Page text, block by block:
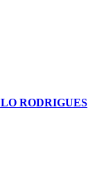
RODRIGUES